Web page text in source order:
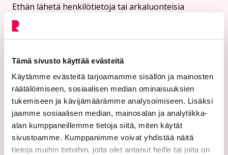
Tämä sivusto käyttää evästeitä
Käytämme evästeitä tarjoamamme sisällön ja mainosten
räätälöimiseen, sosiaalisen median ominaisuuksien
tukemiseen ja kävijämäärämme analysoimiseen. Lisäksi
jaamme sosiaalisen median, mainosalan ja analytiikka-
alan kumppaneillemme tietoja siitä, miten käytät
sivustoamme. Kumppanimme voivat yhdistää näitä
tietoja muihin tietoihin, joita olet antanut heille tai joita on
Ethän lähetä henkilötietoja tai arkaluonteisia
asiakastietoja suojaamattomassa sähköpostissa.
Kaupungin verkkosivuilta löytyy ohjeet
Verkkolaskutusosoitteet:
Lähetä laskut verkkolaskuina
verkkolaskuosoitteeseen. Kaupunki ja Riihimäen Vesi
eivät vastaanota laskuja sähköpostin liitteenä.
Riihimäen kaupunki:
Verkkolaskutusosoite/OVT-tunnus